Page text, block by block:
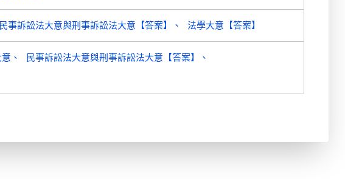
民事訴訟法大意與刑事訴訟法大意【答案】 法學大意【答案】
民事訴訟法大意與刑事訴訟法大意【答案】